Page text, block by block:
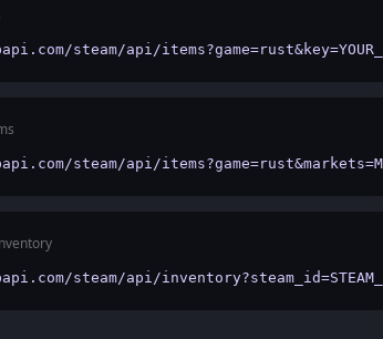
steam/api/
steam/api/
steam/api/